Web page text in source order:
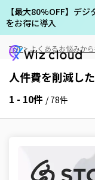
【最大80%OFF】デ
をお得に導入
TOP よくあるお悩みか
人件費を削減し
1 - 10件 / 78件